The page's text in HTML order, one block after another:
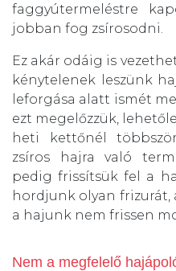
faggyútermeléstre
jobban fog zsírosodni.
Ez akár odáig is
kénytelenek leszünk
leforgása alatt ismét
ezt megelőzzük,
heti kettőnél
zsíros hajra való
pedig frissítsük fel a
hordjunk olyan frizurát,
a hajunk nem frissen
Nem a megfelelő